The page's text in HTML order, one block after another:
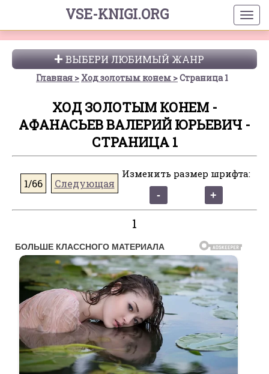
VSE-KNIGI.ORG
ВЫБЕРИ ЛЮБИМЫЙ ЖАНР
Главная Ход золотым конем Страница 1
ХОД ЗОЛОТЫМ КОНЕМ -
АФАНАСЬЕВ ВАЛЕРИЙ ЮРЬЕВИЧ -
СТРАНИЦА 1
1/66 Следующая
Изменить размер шрифта:
1